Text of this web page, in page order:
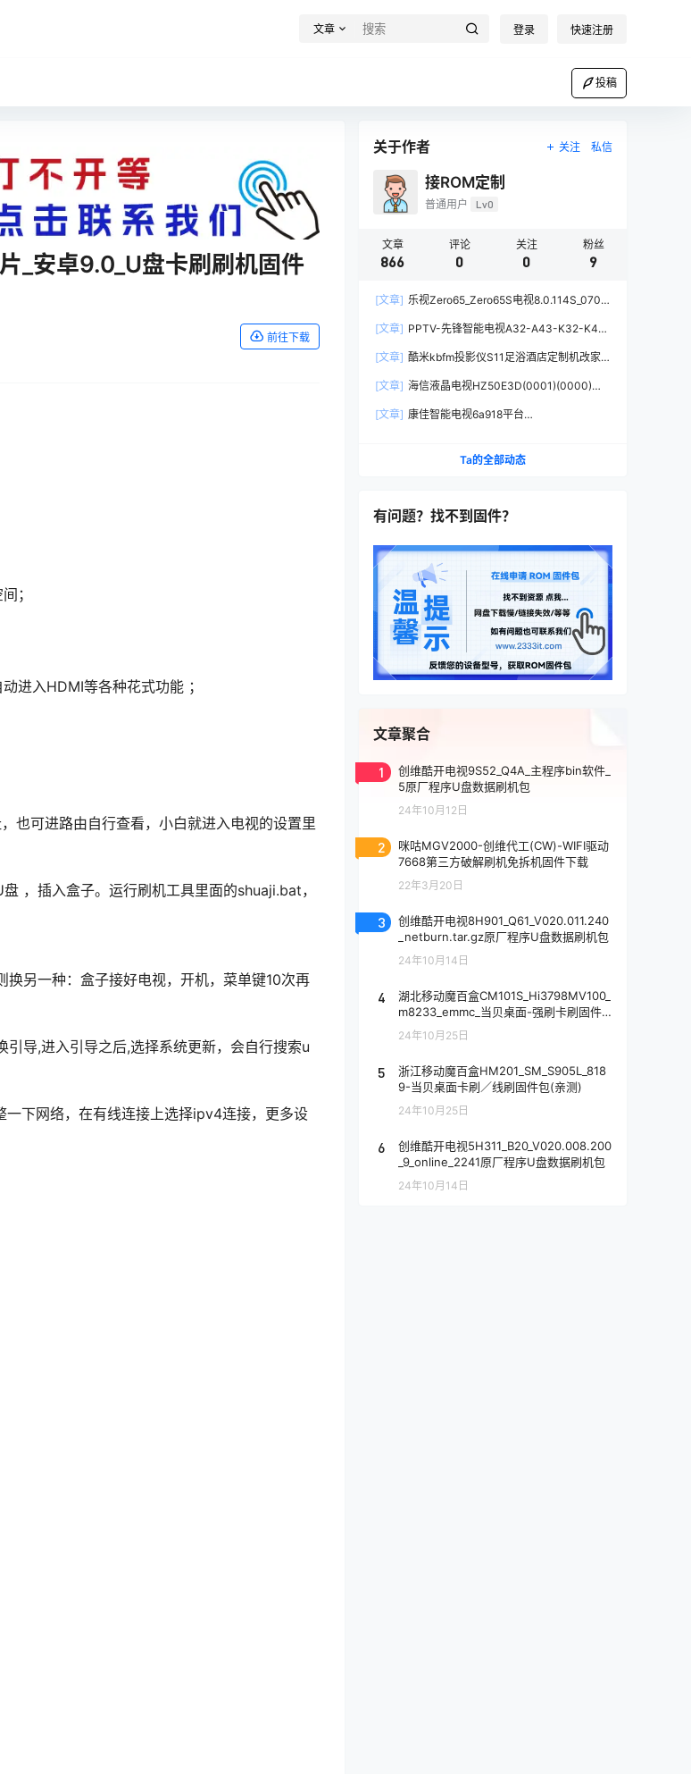
文章 登录 快速注册
投稿
_安卓9.0_U盘卡刷刷机固件
前往下载
；
进入HDMI等各种花式功能 ；
也可进路由自行查看，小白就进入电视的设置里
，插入盒子。运行刷机工具里面的shuaji.bat，
另一种：盒子接好电视，开机，菜单键10次再
导,进入引导之后,选择系统更新，会自行搜索u
下网络，在有线连接上选择ipv4连接，更多设
关于作者 关注 私信
接ROM定制
普通用户 Lv0
文章
866
评论
0
关注
0
粉丝
9
[文章] 乐视Zero65_Zero65S电视8.0.114S_0706
[文章] PPTV-先锋智能电视A32-A43-K32-K43
[文章] 酷米kbfm投影仪S11足浴酒店定制机改家
[文章] 海信液晶电视HZ50E3D(0001)(0000)版
U盘刷机包
[文章] 康佳智能电视6a918平台
Ta的全部动态
有问题？找不到固件？
文章聚合
1
创维酷开电视9S52_Q4A_主程序bin软件_
5原厂程序U盘数据刷机包
24年10月12日
2
咪咕MGV2000-创维代工(CW)-WIFI驱动
7668第三方破解刷机免拆机固件下载
22年3月20日
3
创维酷开电视8H901_Q61_V020.011.240
_netburn.tar.gz原厂程序U盘数据刷机包
24年10月14日
4
湖北移动魔百盒CM101S_Hi3798MV100_
m8233_emmc_当贝桌面-强刷卡刷固件
包-内有教程(亲测)
24年10月25日
5
浙江移动魔百盒HM201_SM_S905L_818
9-当贝桌面卡刷／线刷固件包(亲测)
24年10月25日
6
创维酷开电视5H311_B20_V020.008.200
_9_online_2241原厂程序U盘数据刷机包
24年10月14日